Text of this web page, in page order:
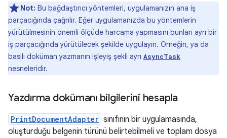
Not: Bu bağdaştırıcı yöntemleri, uygulamanızın ana iş
parçacığında çağrılır. Eğer uygulamanızda bu yöntemlerin
yürütülmesinin önemli ölçüde harcama yapmasını bunları ayrı bir
iş parçacığında yürütülecek şekilde uygulayın. Örneğin, ya da
basılı doküman yazmanın işleyiş şekli ayrı AsyncTask
nesneleridir.
Yazdırma dokümanı bilgilerini hesapla
PrintDocumentAdapter sınıfının bir uygulamasında,
oluşturduğu belgenin türünü belirtebilmeli ve toplam dosya